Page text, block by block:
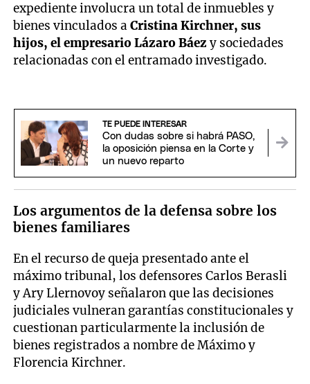
expediente involucra un total de inmuebles y
bienes vinculados aCristina Kirchner, sus
hijos, el empresario Lázaro Báez y sociedades
relacionadas con el entramado investigado.
TE PUEDE INTERESAR
Con dudas sobre si habrá PASO,
la oposición piensa en la Corte y
un nuevo reparto
Los argumentos de la defensa sobre los
bienes familiares
En el recurso de queja presentado ante el
máximo tribunal, los defensores Carlos Berasli
y Ary Llernovoy señalaron que las decisiones
judiciales vulneran garantías constitucionales y
cuestionan particularmente la inclusión de
bienes registrados a nombre de Máximo y
Florencia Kirchner.